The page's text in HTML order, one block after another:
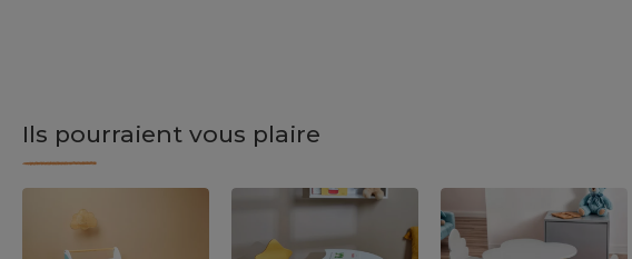
Ils pourraient vous plaire